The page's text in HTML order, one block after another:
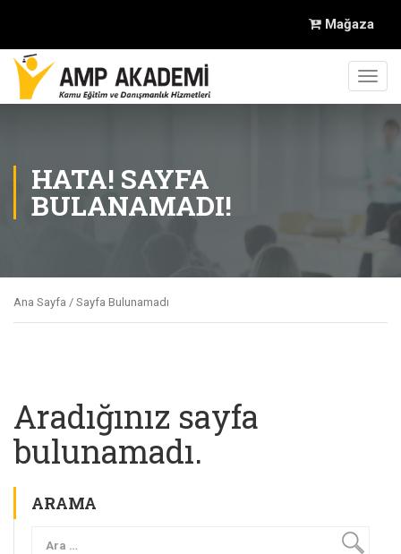
Mağaza
HATA! SAYFA
BULANAMADI!
Ana Sayfa / Sayfa Bulunamadı
Aradığınız sayfa
bulunamadı.
ARAMA